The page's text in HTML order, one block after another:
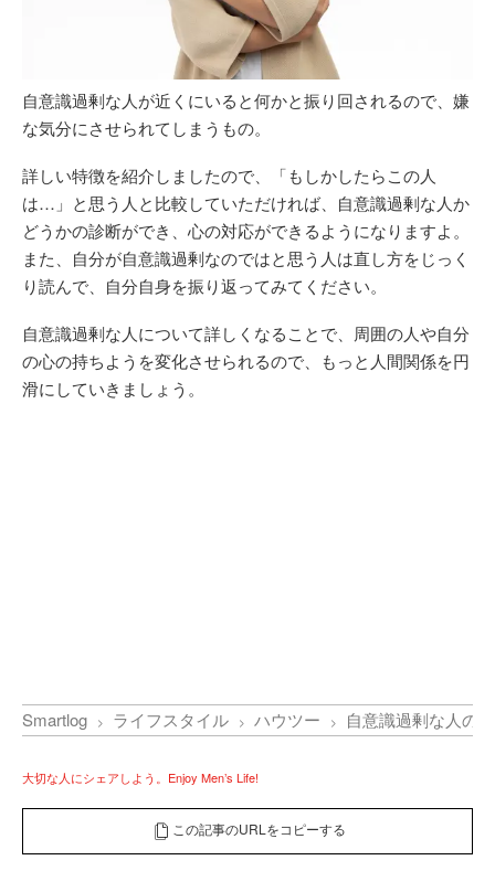
自意識過剰な人が近くにいると何かと振り回されるので、嫌
な気分にさせられてしまうもの。
詳しい特徴を紹介しましたので、「もしかしたらこの人
は…」と思う人と比較していただければ、自意識過剰な人か
どうかの診断ができ、心の対応ができるようになりますよ。
また、自分が自意識過剰なのではと思う人は直し方をじっく
り読んで、自分自身を振り返ってみてください。
自意識過剰な人について詳しくなることで、周囲の人や自分
の心の持ちようを変化させられるので、もっと人間関係を円
滑にしていきましょう。
Smartlog ライフスタイル ハウツー 自意識過剰な人の
大切な人にシェアしよう。Enjoy Men’s Life!
この記事のURLをコピーする